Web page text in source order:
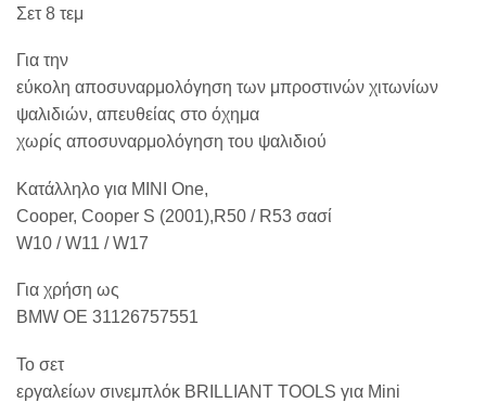
Σετ 8 τεμ
Για την
εύκολη αποσυναρμολόγηση των μπροστινών χιτωνίων
ψαλιδιών, απευθείας στο όχημα
χωρίς αποσυναρμολόγηση του ψαλιδιού
Κατάλληλο για MINI One,
Cooper, Cooper S (2001),R50 / R53 σασί
W10 / W11 / W17
Για χρήση ως
BMW OE 31126757551
Το σετ
εργαλείων σινεμπλόκ BRILLIANT TOOLS για Mini